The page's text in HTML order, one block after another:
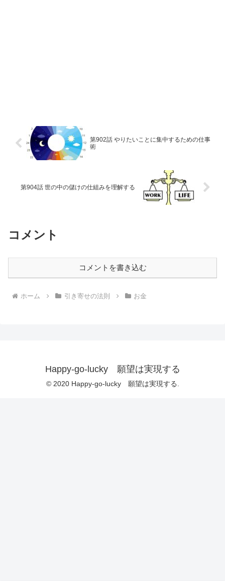
第902話 やりたいことに集中するための仕事
術
第904話 世の中の儲けの仕組みを理解する
コメント
コメントを書き込む
ホーム 引き寄せの法則 お金
Happy-go-lucky 願望は実現する
© 2020 Happy-go-lucky 願望は実現する.